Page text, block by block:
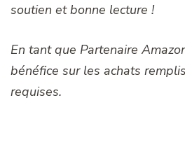
soutien et bonne lecture !
En tant que Partenaire
bénéfice sur les achats
requises.